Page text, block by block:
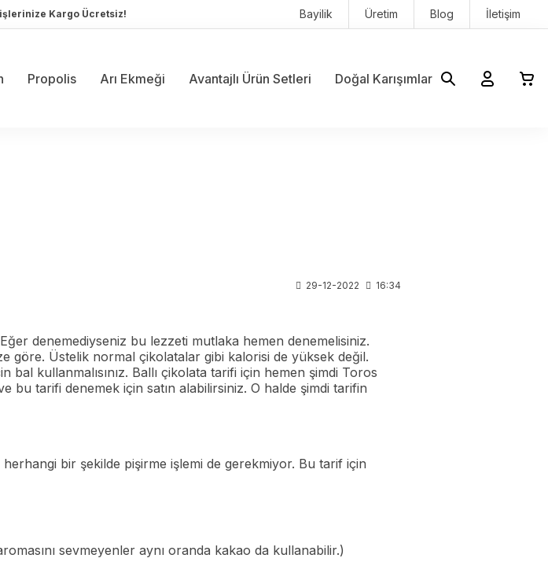
Kargo Ücretsiz! Bayilik Üretim Blog İletişim
Propolis Arı Ekmeği Avantajlı Ürün Setleri Doğal Karışımlar
29-12-2022 16:34
denemediyseniz bu lezzeti mutlaka hemen denemelisiniz.
göre. Üstelik normal çikolatalar gibi kalorisi de yüksek değil.
bal kullanmalısınız. Ballı çikolata tarifi için hemen şimdi Toros
bu tarifi denemek için satın alabilirsiniz. O halde şimdi tarifin
herhangi bir şekilde pişirme işlemi de gerekmiyor. Bu tarif için
sevmeyenler aynı oranda kakao da kullanabilir.)